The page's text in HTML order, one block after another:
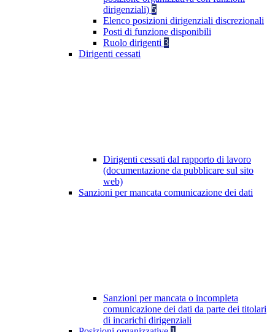
dirigenziali) 5
Elenco posizioni dirigenziali discrezionali
Posti di funzione disponibili
Ruolo dirigenti 3
Dirigenti cessati
Dirigenti cessati dal rapporto di lavoro
(documentazione da pubblicare sul sito
web)
Sanzioni per mancata comunicazione dei dati
Sanzioni per mancata o incompleta
comunicazione dei dati da parte dei titolari
di incarichi dirigenziali